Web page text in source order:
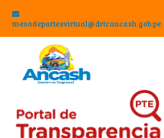
mesadepartesvirtual@drtcancash.gob.pe